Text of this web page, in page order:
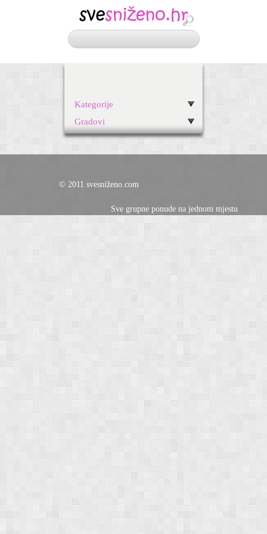
Kategorije
Gradovi
© 2011 svesniženo.com
Sve grupne ponude na jednom mjestu